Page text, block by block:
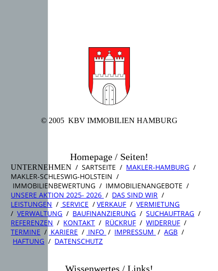
© 2005 KBV IMMOBILIEN HAMBURG
Homepage / Seiten!
UNTERNEHMEN / SARTSEITE / MAKLER-HAMBURG /
MAKLER-SCHLESWIG-HOLSTEIN /
IMMOBILIENBEWERTUNG / IMMOBILIENANGEBOTE /
UNSERE AKTION 2025- 2026 / DAS SIND WIR /
LEISTUNGEN / SERVICE /VERKAUF /VERMIETUNG
/VERWALTUNG / BAUFINANZIERUNG /SUCHAUFTRAG /
REFERENZEN / KONTAKT / RÜCKRUF /WIDERRUF /
TERMINE / KARIERE / INFO / IMPRESSUM /AGB /
HAFTUNG / DATENSCHUTZ
Wissenwertes / Links!